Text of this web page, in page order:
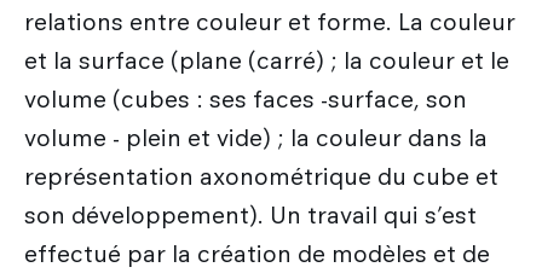
relations entre couleur et forme. La couleur
et la surface (plane (carré) ; la couleur et le
volume (cubes : ses faces -surface, son
volume - plein et vide) ; la couleur dans la
représentation axonométrique du cube et
son développement). Un travail qui s’est
effectué par la création de modèles et de